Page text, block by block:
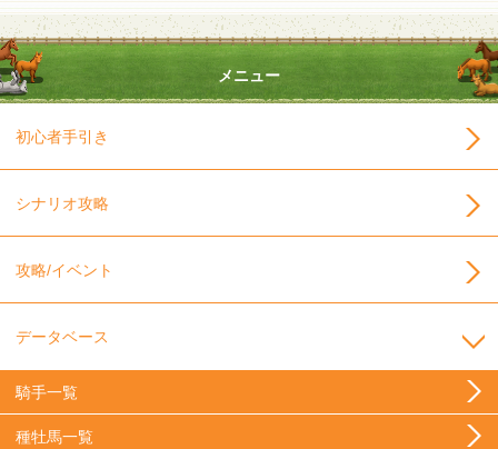
メニュー
初心者手引き
シナリオ攻略
攻略/イベント
データベース
騎手一覧
種牡馬一覧